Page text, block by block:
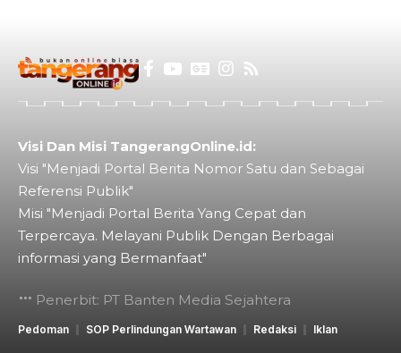
Visi Dan Misi TangerangOnline.id:
Visi "Menjadi Portal Berita Nomor Satu dan Sebagai
Referensi Publik"
Misi "Menjadi Portal Berita Yang Cepat dan
Terpercaya. Melayani Publik Dengan Berbagai
informasi yang Bermanfaat"
Penerbit: PT Banten Media Sejahtera
Pedoman SOP Perlindungan Wartawan Redaksi Iklan